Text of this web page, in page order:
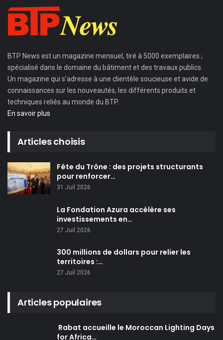
BTP News est un magazine mensuel, tiré à 5000 exemplaires ;
spécialisé dans le domaine du bâtiment et des travaux publics.
Un magazine qui s’adresse à une clientèle soucieuse et avide de
connaissances sur les nouveautés, les différents produits et
techniques reliés au monde du BTP.
En savoir plus
Articles choisis
Fête du Trône : des projets structurants
pour renforcer…
31 Juil 2026
La Fondation Azura accélère ses
investissements en…
27 Juil 2026
300 millions de dollars pour relier les
territoires :…
27 Juil 2026
Articles populaires
Rabat accueille le Moroccan Lighting Days
for Africa…